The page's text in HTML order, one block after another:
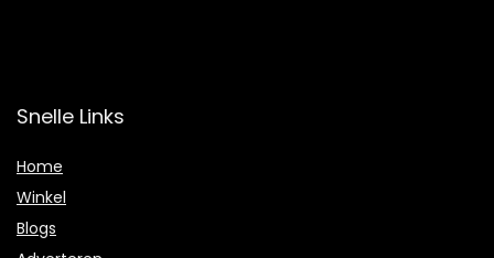
Snelle Links
Home
Winkel
Blogs